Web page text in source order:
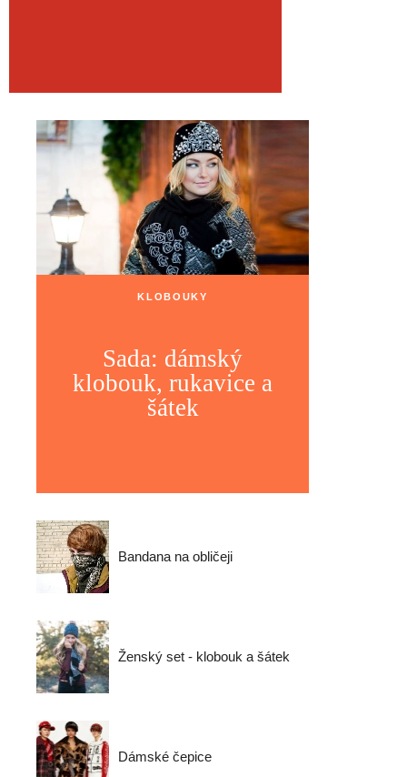
KLOBOUKY
Sada: dámský
klobouk, rukavice a
šátek
Bandana na obličeji
Ženský set - klobouk a šátek
Dámské čepice